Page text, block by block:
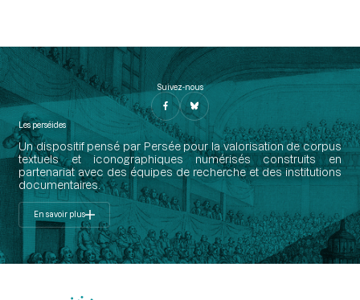
Suivez-nous
Les perséides
Un dispositif pensé par Persée pour la valorisation de corpus
textuels et iconographiques numérisés construits en
partenariat avec des équipes de recherche et des institutions
documentaires.
En savoir plus